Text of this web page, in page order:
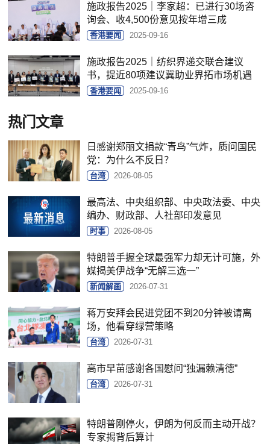
施政报告2025｜李家超：已进行30场咨
询会、收4,500份意见按年增三成
香港要闻 2025-09-16
施政报告2025｜纺织界递交联合建议
书，提近80项建议冀助业界拓市场机遇
香港要闻 2025-09-16
热门文章
日感谢郑丽文捐款“青鸟”气炸，质问国民
党：为什么不反日？
台湾 2026-08-05
最高法、中央组织部、中央政法委、中央
编办、财政部、人社部印发意见
时事 2026-08-05
特朗普手握全球最强军力却无计可施，外
媒揭美伊战争“无解三选一”
新闻解画 2026-07-31
蒋万安拜会民进党团不到20分钟被请离
场，他看穿绿营策略
台湾 2026-07-31
高市早苗感谢各国慰问“独漏赖清德”
台湾 2026-07-31
特朗普刚停火，伊朗为何反而主动开战？
专家揭背后算计